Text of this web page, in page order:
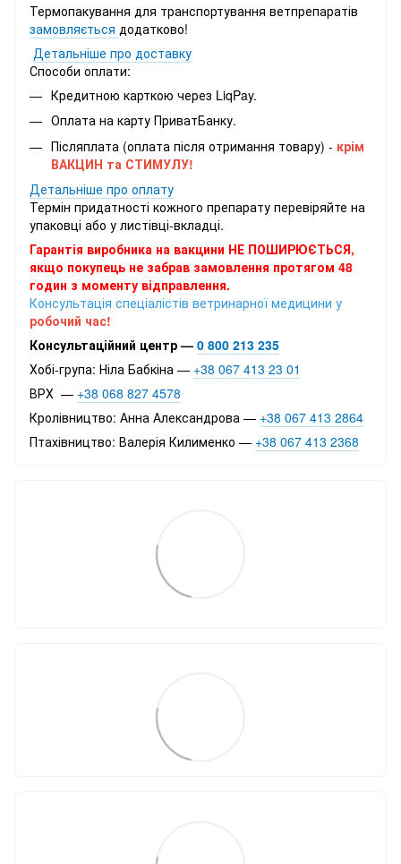
Термопакування для транспортування ветпрепаратів
замовляється додатково!
Детальніше про доставку
Способи оплати:
Кредитною карткою через LiqPay.
Оплата на карту ПриватБанку.
Післяплата (оплата після отримання товару) - крім
ВАКЦИН та СТИМУЛУ!
Детальніше про оплату
Термін придатності кожного препарату перевіряйте на
упаковці або у листівці-вкладці.
Гарантія виробника на вакцини НЕ ПОШИРЮЄТЬСЯ,
якщо покупець не забрав замовлення протягом 48
годин з моменту відправлення.
Консультація спеціалістів ветринарної медицини у
робочий час!
Консультаційний центр — 0 800 213 235
Хобі-група: Ніла Бабкіна — +38 067 413 23 01
ВРХ — +38 068 827 4578
Кролівництво: Анна Александрова — +38 067 413 2864
Птахівництво: Валерія Килименко — +38 067 413 2368